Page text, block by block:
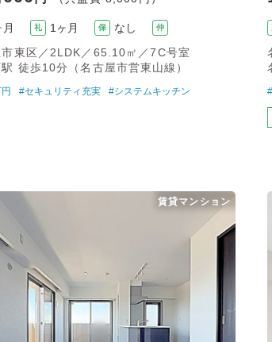
礼 1ヶ月 保 なし 仲
東区／2LDK／65.10㎡／7C号室
徒歩10分（名古屋市営東山線）
#セキュリティ充実 #システムキッチン
賃貸マンション